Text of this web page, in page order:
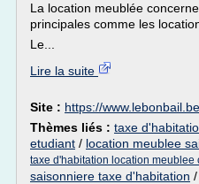
La location meublée
principales comme les
Le...
Lire la suite
Site : https://www.lebonbail.be
Thèmes liés : taxe
etudiant / location meublee
taxe d'habitation location meublee
saisonniere taxe d'habitation /